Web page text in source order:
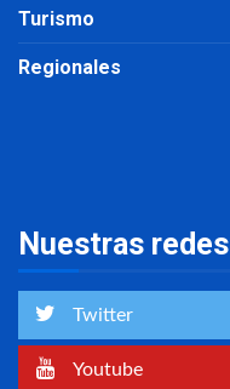
Turismo
Regionales
Nuestras redes
Twitter
Youtube